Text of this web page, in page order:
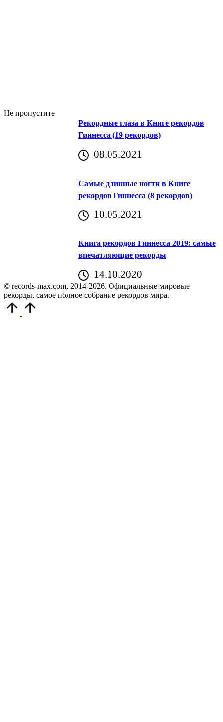
Не пропустите
Рекордные глаза в Книге рекордов
Гиннесса (19 рекордов)
08.05.2021
Самые длинные ногти в Книге
рекордов Гиннесса (8 рекордов)
10.05.2021
Книга рекордов Гиннесса 2019: самые
впечатляющие рекорды
14.10.2020
© records-max.com, 2014-2026. Официальные мировые
рекорды, самое полное собрание рекордов мира.